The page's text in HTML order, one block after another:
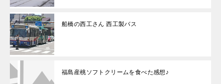
船橋の西工さん 西工製バス
福島産桃ソフトクリームを食べた感想♪